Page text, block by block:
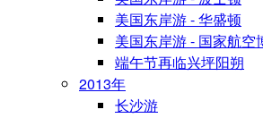
美国东岸游 - 华盛顿
美国东岸游 - 国家航空
端午节再临兴坪阳朔
2013年
长沙游